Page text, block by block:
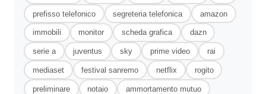
prefisso telefonico segreteria telefonica amazon
immobili monitor scheda grafica dazn
serie a juventus sky prime video rai
mediaset festival sanremo netflix rogito
preliminare notaio ammortamento mutuo